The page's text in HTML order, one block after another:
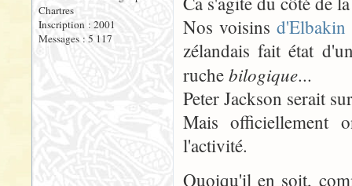
Chartres
Inscription : 2001
Messages : 5 117
Nos voisinsd'Elbakin
zélandais fait état
ruche bilogique...
Peter Jackson serait
Mais officiellement
l'activité.
Quoiqu'il en soit,